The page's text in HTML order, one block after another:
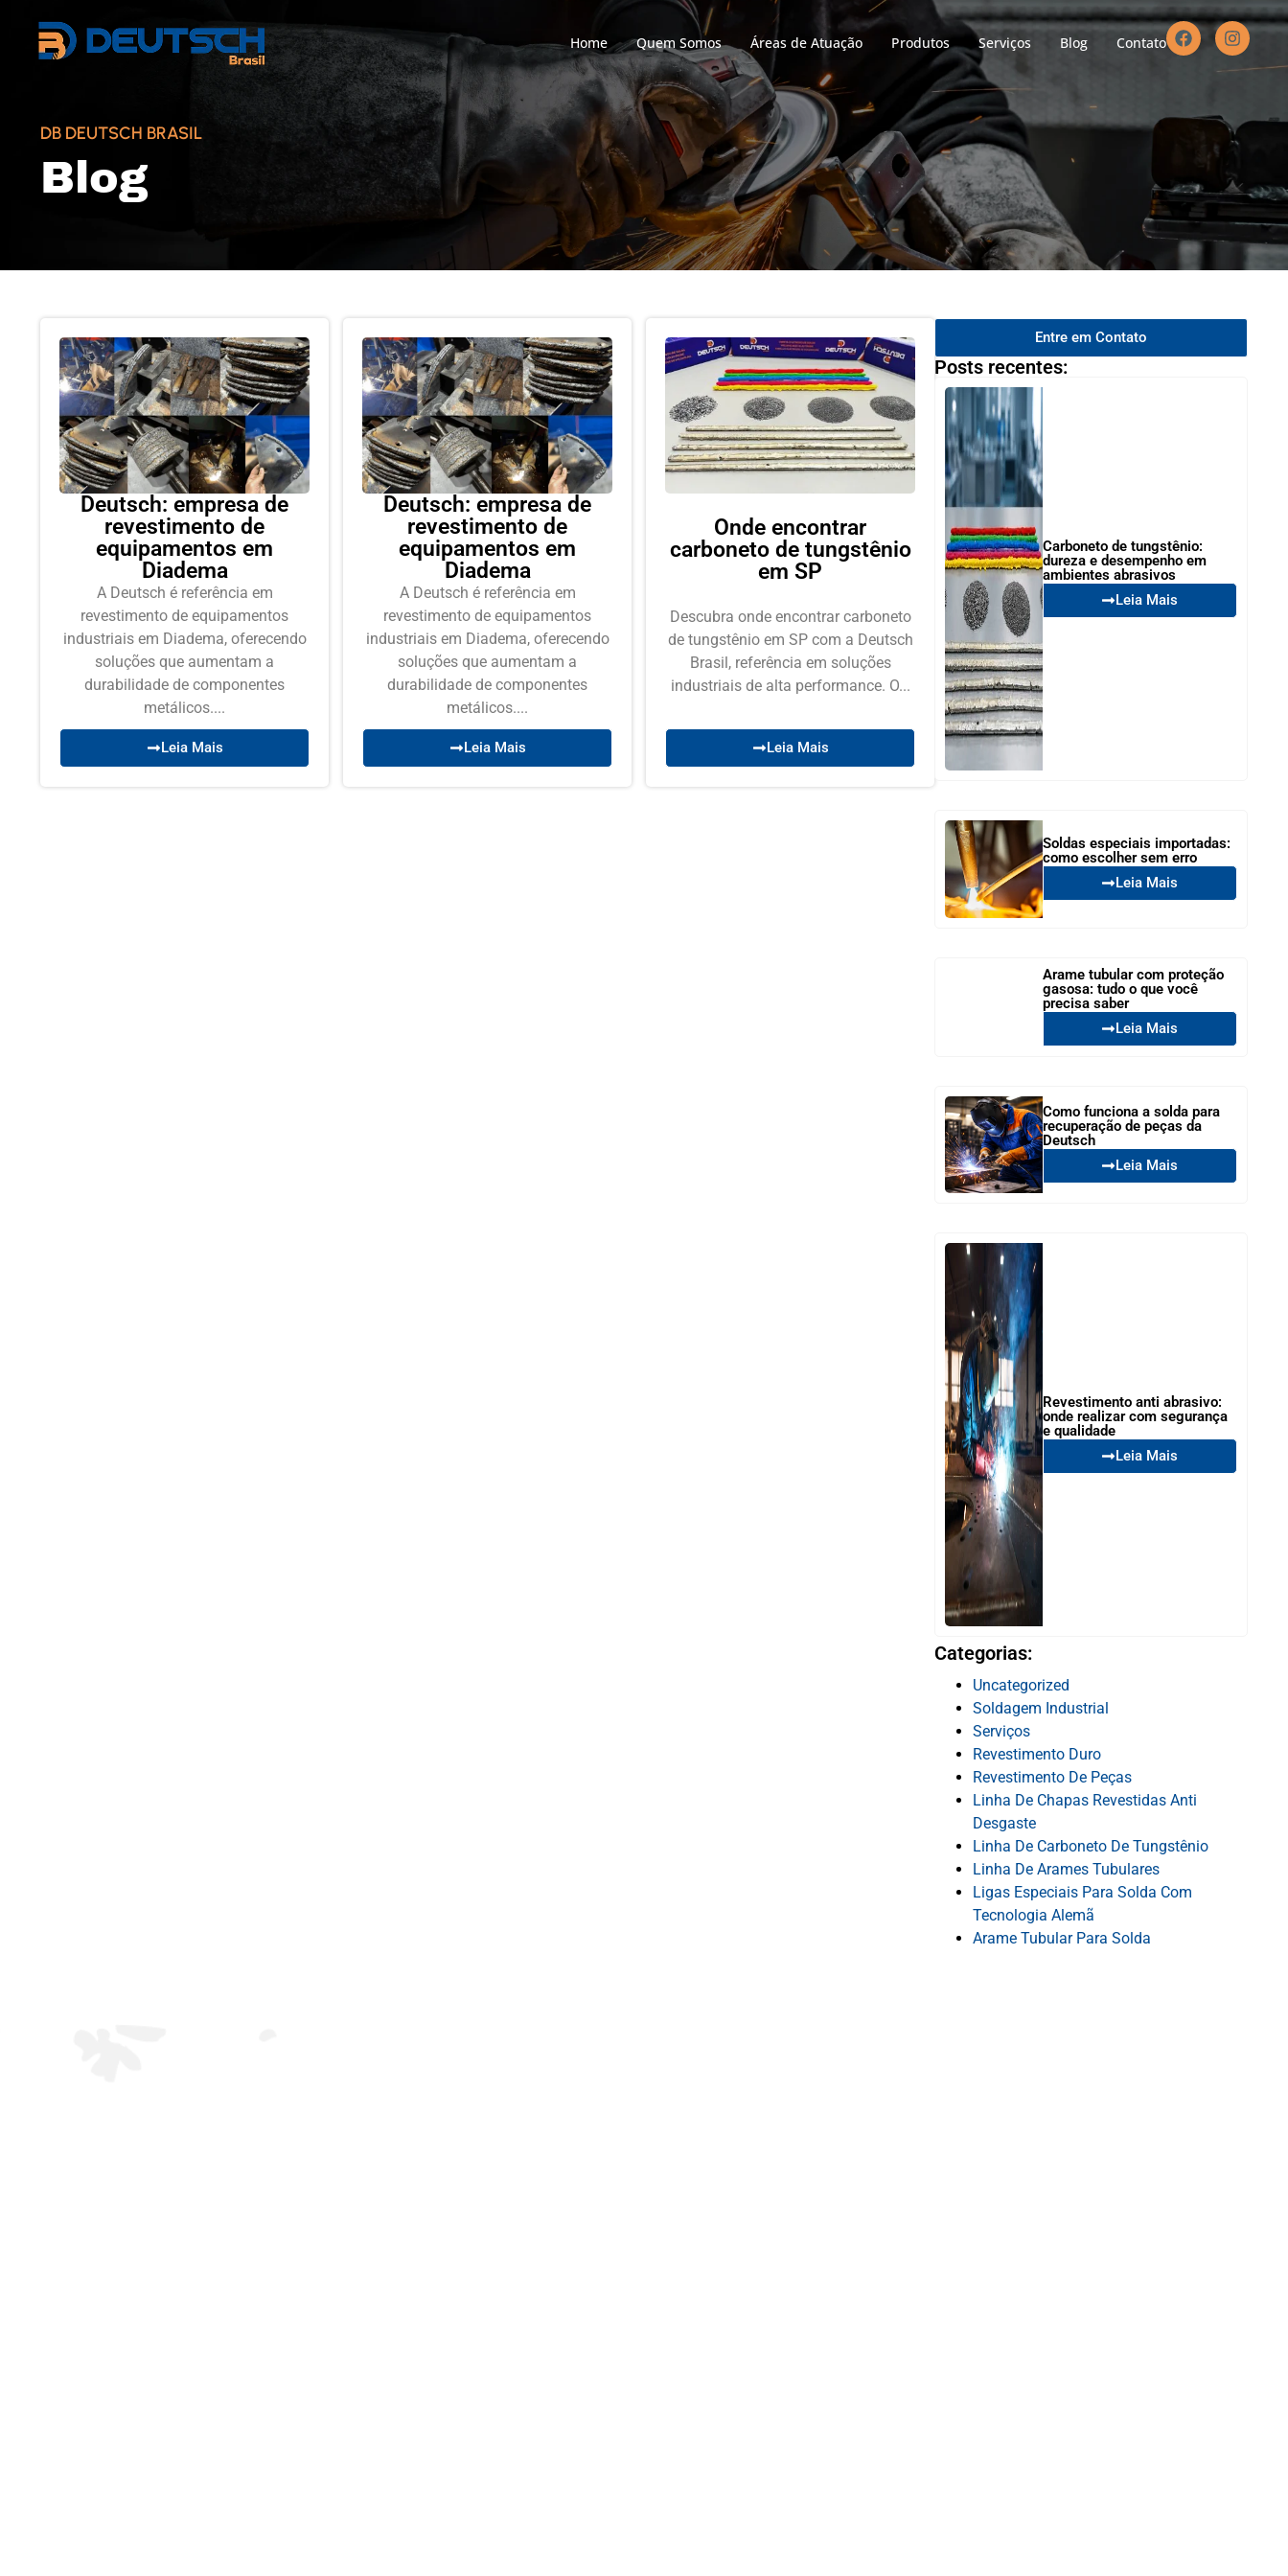
Home Quem Somos Áreas de Atuação Produtos Serviços Blog Contato
DB DEUTSCH BRASIL
Blog
Deutsch: empresa de
revestimento de
equipamentos em
Diadema
A Deutsch é referência em
revestimento de equipamentos
industriais em Diadema, oferecendo
soluções que aumentam a
durabilidade de componentes
metálicos....
Leia Mais
Deutsch: empresa de
revestimento de
equipamentos em
Diadema
A Deutsch é referência em
revestimento de equipamentos
industriais em Diadema, oferecendo
soluções que aumentam a
durabilidade de componentes
metálicos....
Leia Mais
Onde encontrar
carboneto de tungstênio
em SP
Descubra onde encontrar carboneto
de tungstênio em SP com a Deutsch
Brasil, referência em soluções
industriais de alta performance. O...
Leia Mais
Entre em Contato
Posts recentes:
Carboneto de tungstênio:
dureza e desempenho em
ambientes abrasivos
Leia Mais
Soldas especiais importadas:
como escolher sem erro
Leia Mais
Arame tubular com proteção
gasosa: tudo o que você
precisa saber
Leia Mais
Como funciona a solda para
recuperação de peças da
Deutsch
Leia Mais
Revestimento anti abrasivo:
onde realizar com segurança
e qualidade
Leia Mais
Categorias:
Uncategorized
Soldagem Industrial
Serviços
Revestimento Duro
Revestimento De Peças
Linha De Chapas Revestidas Anti
Desgaste
Linha De Carboneto De Tungstênio
Linha De Arames Tubulares
Ligas Especiais Para Solda Com
Tecnologia Alemã
Arame Tubular Para Solda